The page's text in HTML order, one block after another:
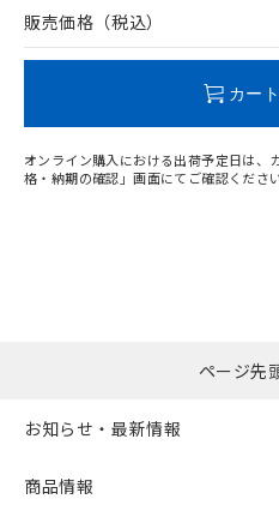
問い合わせください。
販売価格（税込）
カー
オンライン購入における出荷予定日は、
格・納期の確認」画面にてご確認ください
ページ先
お知らせ・最新情報
商品情報